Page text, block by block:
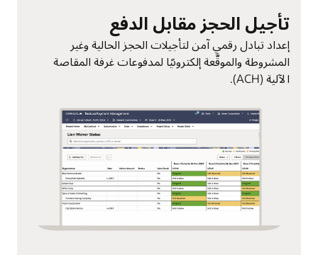
تأجيل الحجز مقابل الدفع
إعداد تبادل رقمي آمن لتأجيلات الحجز الحالية وغير
المشروطة والموقَّعة إلكترونيًا لمدفوعات غرفة المقاصة
الآلية (ACH).